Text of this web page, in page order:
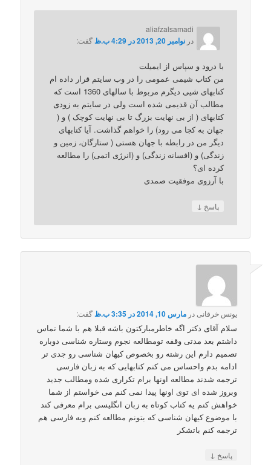
aliafzalsamadi
درنوامبر 20, 2013 در 4:29 ب.ظ گفت:
با درود و سپاس از ایمیلت
من کتاب شیمی عمومی را در وب سایتم قرار داده ام
کتابهای شیی دیگرم مربوط با سالهای 1360 است که
مطالب آن قدیمی شده است ولی در سایتم به زودی
کتابهای ( از بی نهایت بزرگ تا بی نهایت کوچک ) و (
جهان به کجا می رود) را خواهم گذاشت. آیا کتابهای
دیگر من در رابطه با جهان هستی ( ستارگان، زمین و
زندگی) و (افسانه زندگی) و (انرژی اتمی) را مطالعه
کرده ای؟
با آرزوی موفقیت صمدی
پاسخ ↓
یونس خرقانی درمارس 10, 2014 در 3:35 ب.ظ گفت:
سلام آقای دکتر اگه خاطرمبارکتون باشه قبلا هم با شما تماس
داشتم بعد مدتی وقفه تومطالعه نجوم وستاره شناسی دوباره
تصمیم دارم این رشته رو بخصوص کیهان شناسی رو جدی تر
ادامه بدم واحساس می کنم کتابهایی که به زبان فارسی
ترجمه شدند مطالعه اونها برام تکراری شده ومطالب جدید
وبروز شده ای توی اونها پیدا نمی کنم می خواستم از شما
خواهش کنم یه کتاب کوتاه به زبان انگلیسی برام معرفی کند
با موضوع کیهان شناسی که بتونم مطالعه کنم وبه فارسی هم
ترجمه کنم باتشکر
پاسخ ↓